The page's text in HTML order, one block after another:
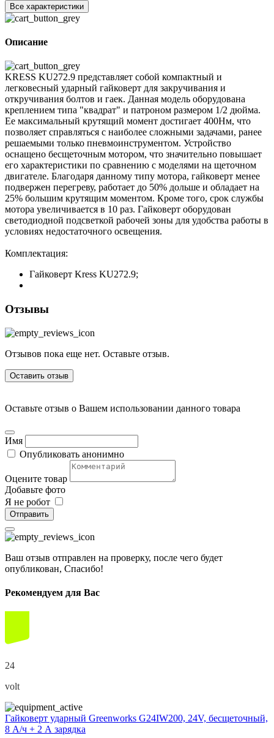
Все характеристики
Описание
KRESS KU272.9 представляет собой компактный и
легковесный ударный гайковерт для закручивания и
откручивания болтов и гаек. Данная модель оборудована
креплением типа "квадрат" и патроном размером 1/2 дюйма.
Ее максимальный крутящий момент достигает 400Нм, что
позволяет справляться с наиболее сложными задачами, ранее
решаемыми только пневмоинструментом. Устройство
оснащено бесщеточным мотором, что значительно повышает
его характеристики по сравнению с моделями на щеточном
двигателе. Благодаря данному типу мотора, гайковерт менее
подвержен перегреву, работает до 50% дольше и обладает на
25% большим крутящим моментом. Кроме того, срок службы
мотора увеличивается в 10 раз. Гайковерт оборудован
светодиодной подсветкой рабочей зоны для удобства работы в
условиях недостаточного освещения.
Комплектация:
Гайковерт Kress KU272.9;
Отзывы
Отзывов пока еще нет. Оставьте отзыв.
Оставить отзыв
Оставьте отзыв о Вашем использовании данного товара
Имя
Опубликовать анонимно
Оцените товар
Добавьте фото
Я не робот
Отправить
Ваш отзыв отправлен на проверку, после чего будет
опубликован, Спасибо!
Рекомендуем для Вас
24
volt
Гайковерт ударный Greenworks G24IW200, 24V, бесщеточный,
8 А/ч + 2 А зарядка